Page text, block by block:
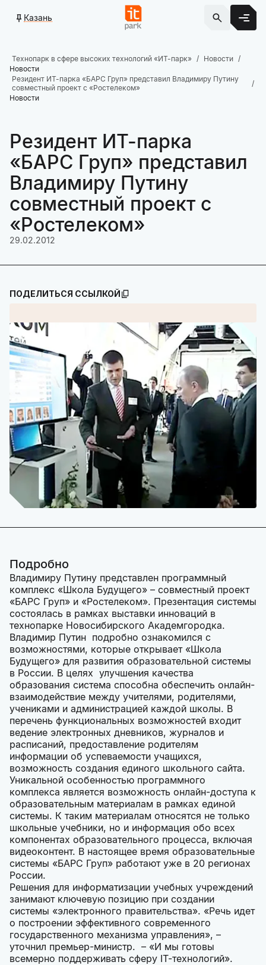
Казань
Технопарк в сфере высоких технологий «ИТ-парк»
Новости
Новости
Резидент ИТ-парка «БАРС Груп» представил Владимиру Путину
совместный проект с «Ростелеком»
Новости
Резидент ИТ-парка
«БАРС Груп» представил
Владимиру Путину
совместный проект с
«Ростелеком»
29.02.2012
ПОДЕЛИТЬСЯ ССЫЛКОЙ
Подробно
Владимиру Путину представлен программный
комплекс «Школа Будущего» – совместный проект
«БАРС Груп» и «Ростелеком». Презентация системы
состоялась в рамках выставки инноваций в
технопарке Новосибирского Академгородка.
Владимир Путин подробно ознакомился с
возможностями, которые открывает «Школа
Будущего» для развития образовательной системы
в России. В целях улучшения качества
образования система способна обеспечить онлайн-
взаимодействие между учителями, родителями,
учениками и администрацией каждой школы. В
перечень функциональных возможностей входит
ведение электронных дневников, журналов и
расписаний, предоставление родителям
информации об успеваемости учащихся,
возможность создания единого школьного сайта.
Уникальной особенностью программного
комплекса является возможность онлайн-доступа к
образовательным материалам в рамках единой
системы. К таким материалам относятся не только
школьные учебники, но и информация обо всех
компонентах образовательного процесса, включая
видеоконтент. В настоящее время образовательные
системы «БАРС Груп» работают уже в 20 регионах
России.
Решения для информатизации учебных учреждений
занимают ключевую позицию при создании
системы «электронного правительства». «Речь идет
о построении эффективного современного
государственного механизма управления», –
уточнил премьер-министр. – «И мы готовы
всемерно поддерживать сферу IT-технологий».